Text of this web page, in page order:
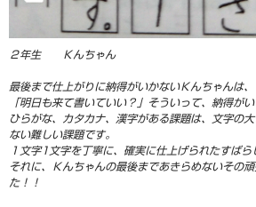
２年生 Ｋんちゃん
最後まで仕上がりに納得がいかないＫんちゃんは、
「明日も来て書いていい？」そういって、納得が
ひらがな、カタカナ、漢字がある課題は、文字の
ない難しい課題です。
１文字1文字を丁寧に、確実に仕上げられたすばら
それに、Ｋんちゃんの最後まであきらめないその
た！！